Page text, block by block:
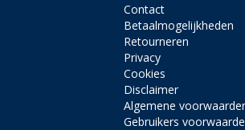
Contact
Betaalmogelijkheden
Retourneren
Privacy
Cookies
Disclaimer
Algemene
Gebruikers